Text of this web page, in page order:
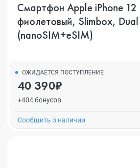
Смартфон Apple iPhone 12
фиолетовый, Slimbox,
(nanoSIM+eSIM)
ОЖИДАЕТСЯ ПОСТУПЛЕНИЕ
40 390₽
+404 бонусов
Cообщить о наличии